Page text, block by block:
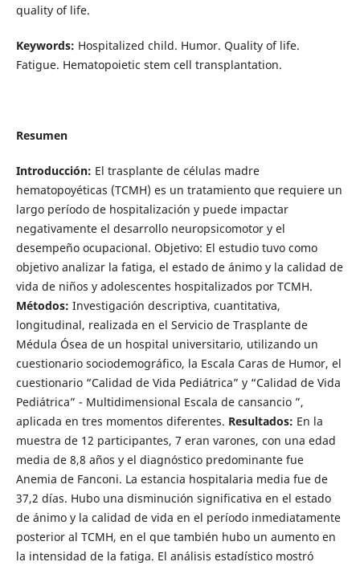
quality of life.
Keywords: Hospitalized child. Humor. Quality of life.
Fatigue. Hematopoietic stem cell transplantation.
Resumen
Introducción: El trasplante de células madre
hematopoyéticas (TCMH) es un tratamiento que requiere un
largo período de hospitalización y puede impactar
negativamente el desarrollo neuropsicomotor y el
desempeño ocupacional. Objetivo: El estudio tuvo como
objetivo analizar la fatiga, el estado de ánimo y la calidad de
vida de niños y adolescentes hospitalizados por TCMH.
Métodos: Investigación descriptiva, cuantitativa,
longitudinal, realizada en el Servicio de Trasplante de
Médula Ósea de un hospital universitario, utilizando un
cuestionario sociodemográfico, la Escala Caras de Humor, el
cuestionario “Calidad de Vida Pediátrica” y “Calidad de Vida
Pediátrica” - Multidimensional Escala de cansancio ”,
aplicada en tres momentos diferentes. Resultados: En la
muestra de 12 participantes, 7 eran varones, con una edad
media de 8,8 años y el diagnóstico predominante fue
Anemia de Fanconi. La estancia hospitalaria media fue de
37,2 días. Hubo una disminución significativa en el estado
de ánimo y la calidad de vida en el período inmediatamente
posterior al TCMH, en el que también hubo un aumento en
la intensidad de la fatiga. El análisis estadístico mostró